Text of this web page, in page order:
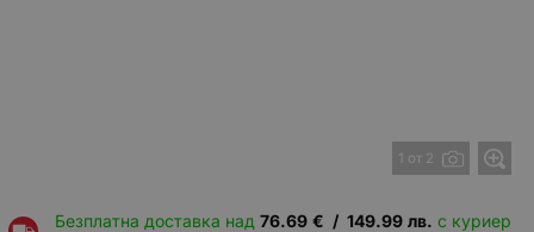
1 от 2
Безплатна доставка над 76.69 € / 149.99 лв. с куриер